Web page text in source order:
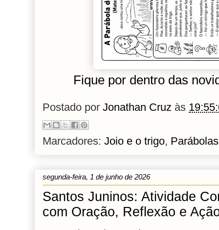
Fique por dentro das
Postado por Jonathan Cruz às
Marcadores: Joio e o trigo, Parábolas
segunda-feira, 1 de junho de 2026
Santos Juninos: Atividade
com Oração, Reflexão e